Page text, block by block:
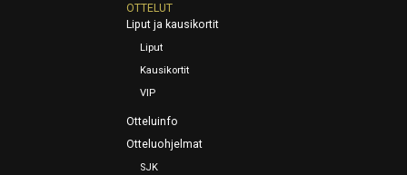
OTTELUT
Liput ja kausikortit
Liput
Kausikortit
VIP
Otteluinfo
Otteluohjelmat
SJK